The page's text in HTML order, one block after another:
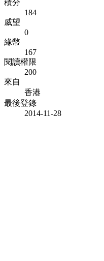
積分
184
威望
0
緣幣
167
閱讀權限
200
來自
香港
最後登錄
2014-11-28